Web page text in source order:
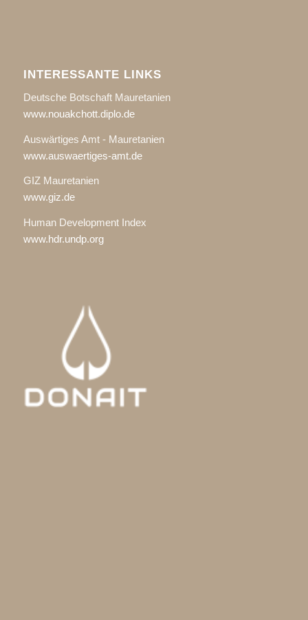
INTERESSANTE LINKS
Deutsche Botschaft Mauretanien
www.nouakchott.diplo.de
Auswärtiges Amt - Mauretanien
www.auswaertiges-amt.de
GIZ Mauretanien
www.giz.de
Human Development Index
www.hdr.undp.org